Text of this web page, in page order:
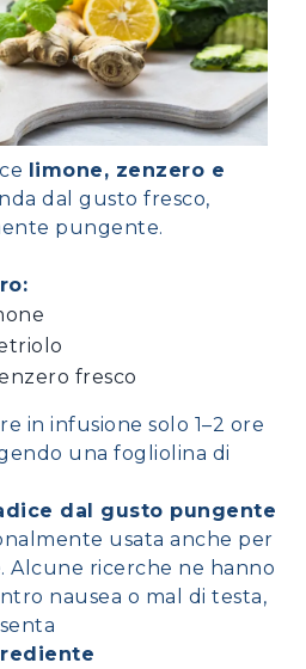
limone, zenzero e
dal gusto fresco,
pungente.
fresco
in infusione solo 1–2 ore
una fogliolina di
dal gusto pungente
usata anche per
Alcune ricerche ne hanno
nausea o mal di testa,